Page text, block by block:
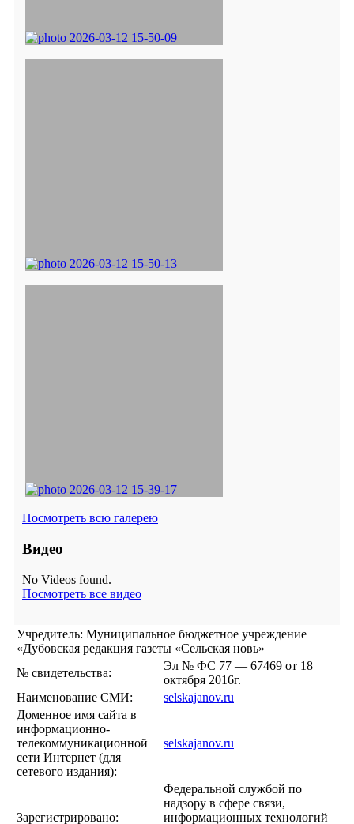
Посмотреть всю галерею
Видео
No Videos found.
Посмотреть все видео
Учредитель: Муниципальное бюджетное учреждение
«Дубовская редакция газеты «Сельская новь»
№ свидетельства:
Эл № ФС 77 — 67469 от 18
октября 2016г.
Наименование СМИ:
selskajanov.ru
Доменное имя сайта в
информационно-
телекоммуникационной
сети Интернет (для
сетевого издания):
selskajanov.ru
Зарегистрировано:
Федеральной службой по
надзору в сфере связи,
информационных технологий